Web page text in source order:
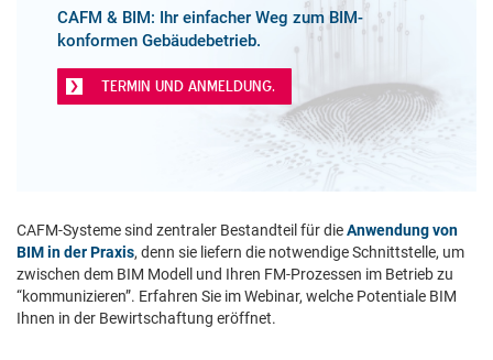
CAFM & BIM: Ihr einfacher Weg zum BIM-
konformen Gebäudebetrieb.
TERMIN UND ANMELDUNG.
CAFM-Systeme sind zentraler Bestandteil für dieAnwendung von
BIM in der Praxis, denn sie liefern die notwendige Schnittstelle, um
zwischen dem BIM Modell und Ihren FM-Prozessen im Betrieb zu
“kommunizieren”. Erfahren Sie im Webinar, welche Potentiale BIM
Ihnen in der Bewirtschaftung eröffnet.